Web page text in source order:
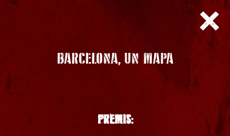
BARCELONA, UN MAPA
PREMIS: